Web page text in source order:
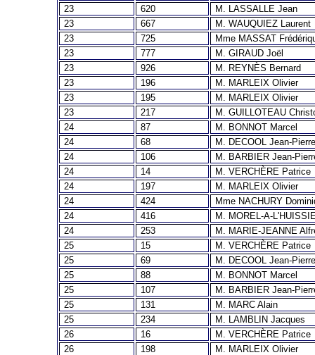
23
620
M. LASSALLE Jean
23
667
M. WAUQUIEZ Laurent
23
725
Mme MASSAT
23
777
M. GIRAUD Joël
23
926
M. REYNÈS Bernard
23
196
M. MARLEIX Olivier
23
195
M. MARLEIX Olivier
23
217
M. GUILLOTEAU
24
87
M. BONNOT Marcel
24
68
M. DECOOL Jean-
24
106
M. BARBIER Jean-
24
14
M. VERCHÈRE Patrice
24
197
M. MARLEIX Olivier
24
424
Mme NACHURY
24
416
M. MOREL-A-
24
253
M. MARIE-JEANNE
25
15
M. VERCHÈRE Patrice
25
69
M. DECOOL Jean-
25
88
M. BONNOT Marcel
25
107
M. BARBIER Jean-
25
131
M. MARC Alain
25
234
M. LAMBLIN Jacques
26
16
M. VERCHÈRE Patrice
26
198
M. MARLEIX Olivier